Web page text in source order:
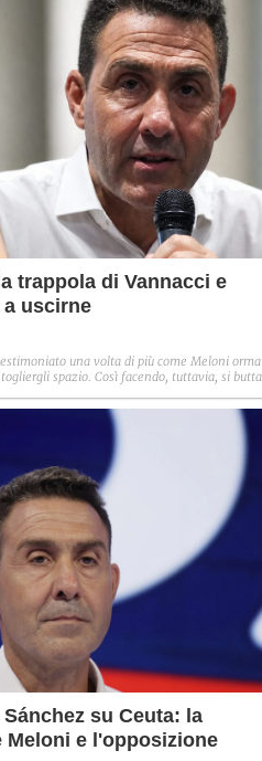
trappola di Vannacci e
uscirne
una volta di più come Meloni
spazio. Così facendo, tuttavia, si butta
su Ceuta: la
Meloni e l'opposizione